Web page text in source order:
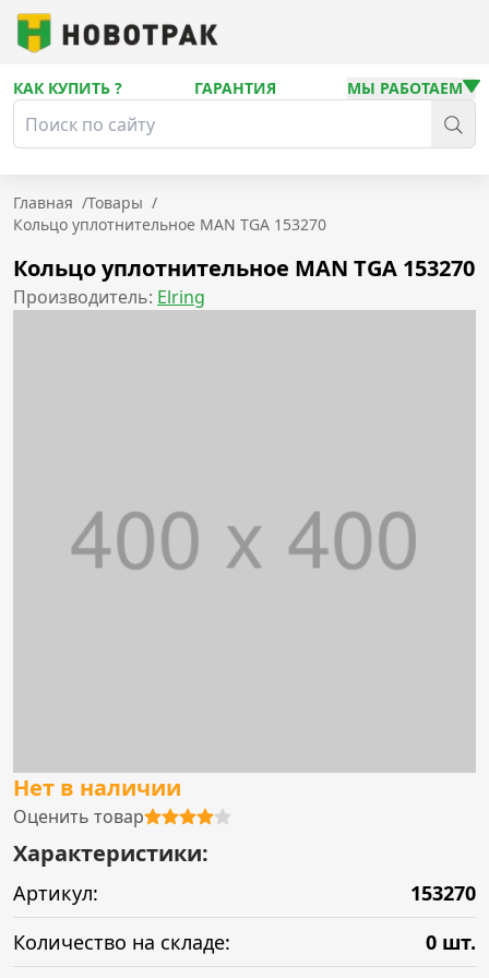
КАК КУПИТЬ ? ГАРАНТИЯ МЫ РАБОТАЕМ
Главная /Товары /
Кольцо уплотнительное MAN TGA 153270
Кольцо уплотнительное MAN TGA 153270
Производитель: Elring
Нет в наличии
Оценить товар
Характеристики:
Артикул:
153270
Количество на складе:
0 шт.